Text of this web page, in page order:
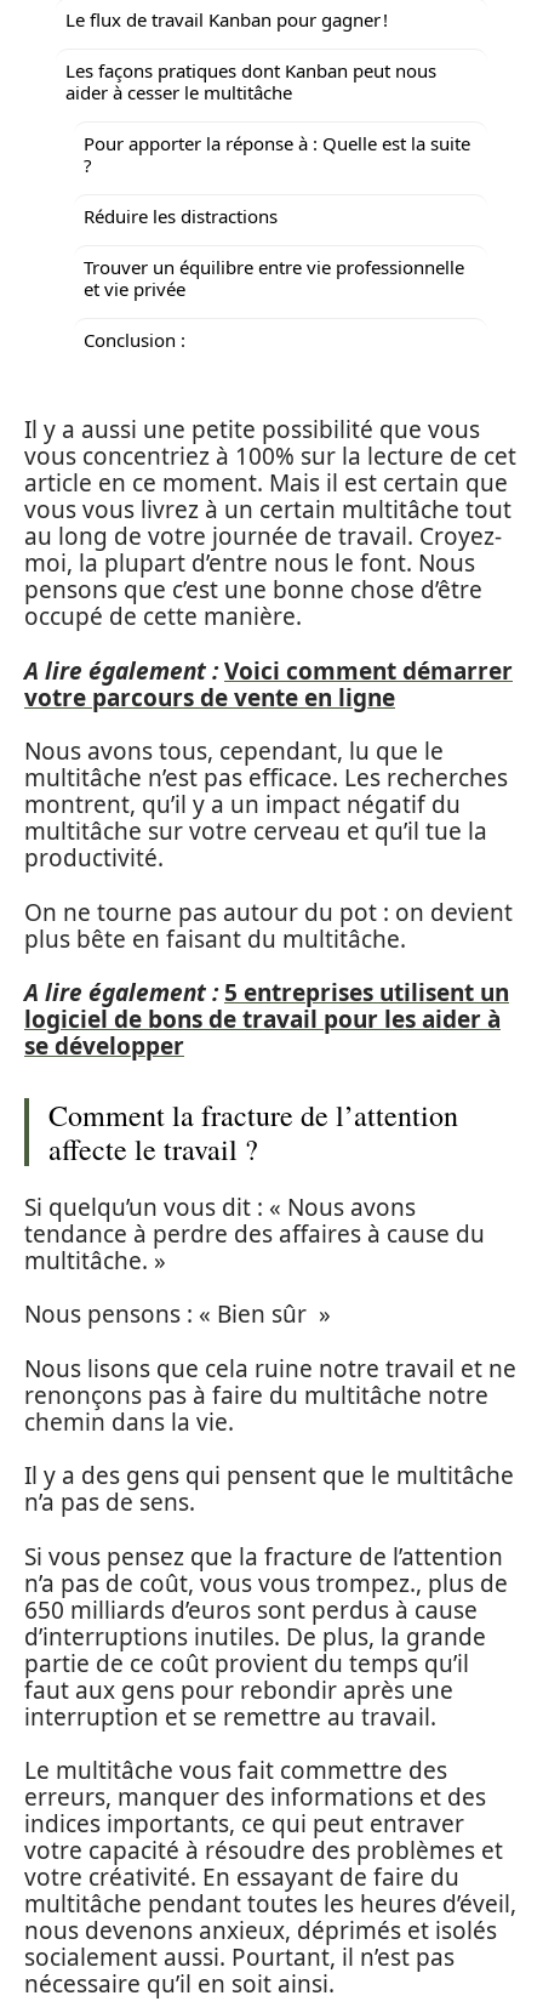
Le flux de travail Kanban pour gagner !
Les façons pratiques dont Kanban peut nous
aider à cesser le multitâche
Pour apporter la réponse à : Quelle est la suite
?
Réduire les distractions
Trouver un équilibre entre vie professionnelle
et vie privée
Conclusion :
Il y a aussi une petite possibilité que vous
vous concentriez à 100% sur la lecture de cet
article en ce moment. Mais il est certain que
vous vous livrez à un certain multitâche tout
au long de votre journée de travail. Croyez-
moi, la plupart d’entre nous le font. Nous
pensons que c’est une bonne chose d’être
occupé de cette manière.
A lire également :Voici comment démarrer
votre parcours de vente en ligne
Nous avons tous, cependant, lu que le
multitâche n’est pas efficace. Les recherches
montrent, qu’il y a un impact négatif du
multitâche sur votre cerveau et qu’il tue la
productivité.
On ne tourne pas autour du pot : on devient
plus bête en faisant du multitâche.
A lire également : 5 entreprises utilisent un
logiciel de bons de travail pour les aider à
se développer
Comment la fracture de l’attention
affecte le travail ?
Si quelqu’un vous dit : « Nous avons
tendance à perdre des affaires à cause du
multitâche. »
Nous pensons : « Bien sûr »
Nous lisons que cela ruine notre travail et ne
renonçons pas à faire du multitâche notre
chemin dans la vie.
Il y a des gens qui pensent que le multitâche
n’a pas de sens.
Si vous pensez que la fracture de l’attention
n’a pas de coût, vous vous trompez., plus de
650 milliards d’euros sont perdus à cause
d’interruptions inutiles. De plus, la grande
partie de ce coût provient du temps qu’il
faut aux gens pour rebondir après une
interruption et se remettre au travail.
Le multitâche vous fait commettre des
erreurs, manquer des informations et des
indices importants, ce qui peut entraver
votre capacité à résoudre des problèmes et
votre créativité. En essayant de faire du
multitâche pendant toutes les heures d’éveil,
nous devenons anxieux, déprimés et isolés
socialement aussi. Pourtant, il n’est pas
nécessaire qu’il en soit ainsi.